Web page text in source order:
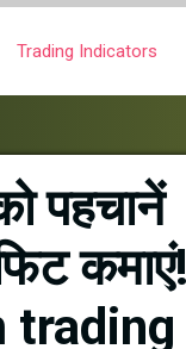
Trading Indicators
पहचानें
trading